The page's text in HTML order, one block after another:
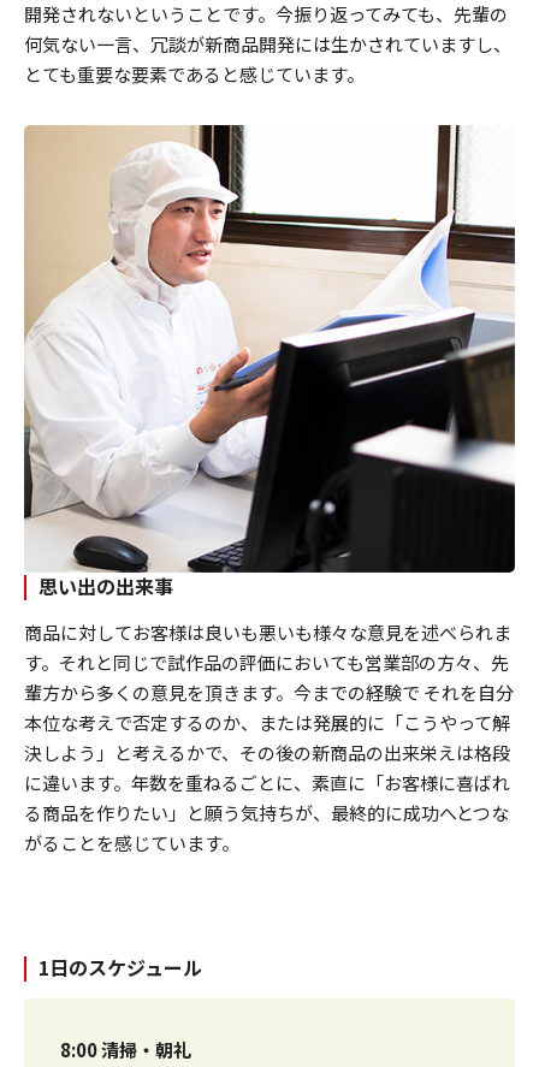
開発されないということです。今振り返ってみても、先輩の
何気ない一言、冗談が新商品開発には生かされていますし、
とても重要な要素であると感じています。
思い出の出来事
商品に対してお客様は良いも悪いも様々な意見を述べられま
す。それと同じで試作品の評価においても営業部の方々、先
輩方から多くの意見を頂きます。今までの経験で それを自分
本位な考えで否定するのか、または発展的に「こうやって解
決しよう」と考えるかで、その後の新商品の出来栄えは格段
に違います。年数を重ねるごとに、素直に「お客様に喜ばれ
る商品を作りたい」と願う気持ちが、最終的に成功へとつな
がることを感じています。
1日のスケジュール
8:00 清掃・朝礼